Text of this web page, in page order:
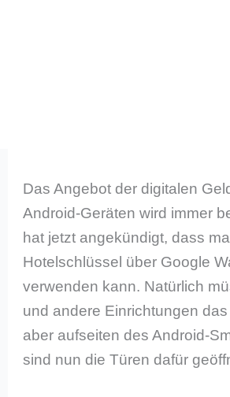
Das Angebot der digitalen
Android-Geräten wird immer
hat jetzt angekündigt, dass
Hotelschlüssel über Google
verwenden kann. Natürlich
und andere Einrichtungen
aber aufseiten des Android-
sind nun die Türen dafür